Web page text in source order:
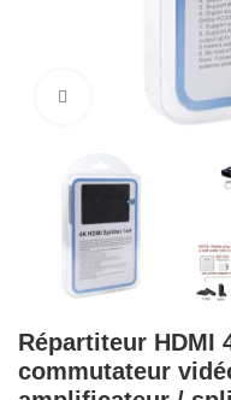
Cliquez pour
Répartiteur HDMI
commutateur